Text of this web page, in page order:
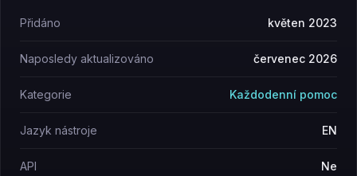
Přidáno květen 2023
Naposledy aktualizováno červenec 2026
Kategorie Každodenní pomoc
Jazyk nástroje EN
API Ne